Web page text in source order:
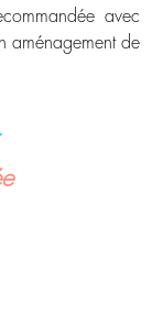
avec
aménagement de